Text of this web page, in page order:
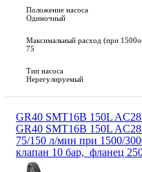
Положение насоса
Одиночный
Максимальный расход (при
75
Тип насоса
Нерегулируемый
GR40 SMT16B 150L
GR40 SMT16B 150L
75/150 л/мин при 1500/
клапан 10 бар, фланец